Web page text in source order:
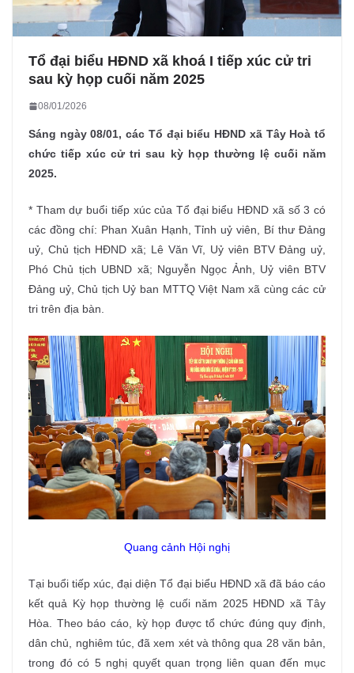
Tổ đại biểu HĐND xã khoá I tiếp xúc cử tri
sau kỳ họp cuối năm 2025
08/01/2026
Sáng ngày 08/01, các Tổ đại biểu HĐND xã Tây Hoà tổ
chức tiếp xúc cử tri sau kỳ họp thường lệ cuối năm
2025.
* Tham dự buổi tiếp xúc của Tổ đại biểu HĐND xã số 3 có
các đồng chí: Phan Xuân Hạnh, Tỉnh uỷ viên, Bí thư Đảng
uỷ, Chủ tịch HĐND xã; Lê Văn Vĩ, Uỷ viên BTV Đảng uỷ,
Phó Chủ tịch UBND xã; Nguyễn Ngọc Ảnh, Uỷ viên BTV
Đảng uỷ, Chủ tịch Uỷ ban MTTQ Việt Nam xã cùng các cử
tri trên địa bàn.
Quang cảnh Hội nghị
Tại buổi tiếp xúc, đại diện Tổ đại biểu HĐND xã đã báo cáo
kết quả Kỳ họp thường lệ cuối năm 2025 HĐND xã Tây
Hòa. Theo báo cáo, kỳ họp được tổ chức đúng quy định,
dân chủ, nghiêm túc, đã xem xét và thông qua 28 văn bản,
trong đó có 5 nghị quyết quan trọng liên quan đến mục